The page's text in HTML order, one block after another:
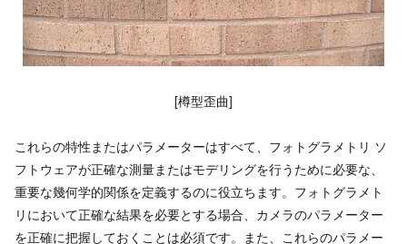
[樽型歪曲]
これらの特性またはパラメーターはすべて、フォトグラメトリ ソ
フトウェアが正確な測量またはモデリングを行うために必要な、
重要な幾何学的関係を定義するのに役立ちます。フォトグラメト
リにおいて正確な結果を必要とする場合、カメラのパラメーター
を正確に把握しておくことは必須です。また、これらのパラメー